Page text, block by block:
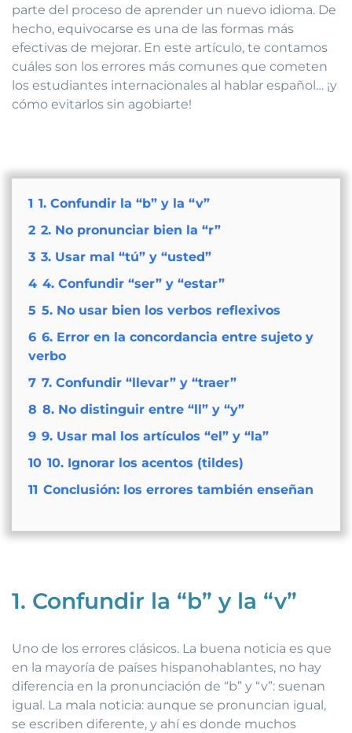
parte del proceso de aprender un nuevo idioma. De
hecho, equivocarse es una de las formas más
efectivas de mejorar. En este artículo, te contamos
cuáles son los errores más comunes que cometen
los estudiantes internacionales al hablar español… ¡y
cómo evitarlos sin agobiarte!
1 1. Confundir la “b” y la “v”
2 2. No pronunciar bien la “r”
3 3. Usar mal “tú” y “usted”
4 4. Confundir “ser” y “estar”
5 5. No usar bien los verbos reflexivos
6 6. Error en la concordancia entre sujeto y
verbo
7 7. Confundir “llevar” y “traer”
8 8. No distinguir entre “ll” y “y”
9 9. Usar mal los artículos “el” y “la”
10 10. Ignorar los acentos (tildes)
11 Conclusión: los errores también enseñan
1. Confundir la “b” y la “v”
Uno de los errores clásicos. La buena noticia es que
en la mayoría de países hispanohablantes, no hay
diferencia en la pronunciación de “b” y “v”: suenan
igual. La mala noticia: aunque se pronuncian igual,
se escriben diferente, y ahí es donde muchos